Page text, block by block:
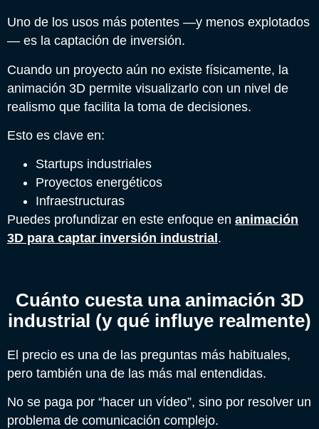
Uno de los usos más potentes —y menos explotados
— es la captación de inversión.
Cuando un proyecto aún no existe físicamente, la
animación 3D permite visualizarlo con un nivel de
realismo que facilita la toma de decisiones.
Esto es clave en:
Startups industriales
Proyectos energéticos
Infraestructuras
Puedes profundizar en este enfoque en animación
3D para captar inversión industrial .
Cuánto cuesta una animación 3D
industrial (y qué influye realmente)
El precio es una de las preguntas más habituales,
pero también una de las más mal entendidas.
No se paga por “hacer un vídeo”, sino por resolver un
problema de comunicación complejo.